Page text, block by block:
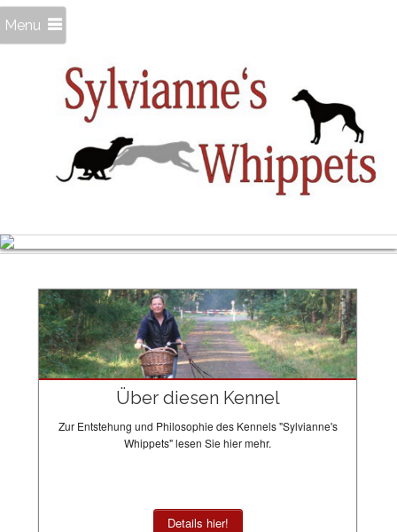
Menu
vom G2-Wurf
Über diesen Kennel
Zur Entstehung und Philosophie des Kennels "Sylvianne's
Whippets" lesen Sie hier mehr.
Details hier!